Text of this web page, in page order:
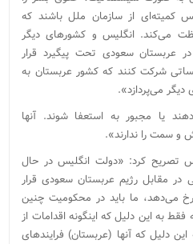
کمیته‌ای از سازمان ملل باشند که
می‌کند. انگلیس و کشورهای دیگر
در عربستان سعودی تحت پیگیرد قرار
شرکت کنند که کشور عربستان به
می‌پردازد».
یا مجبور به استعفا شوند. آنها
سمت را ندارند».
تصریح کرد: «دولت انگلیس در حال
در مقابل رژیم عربستان سعودی قرار
می‌دهد، ما باید در محکومیت چنین
به این دلیل که اینگونه اقدامات از
دلیل که آنها (عربستان) فرایندهای